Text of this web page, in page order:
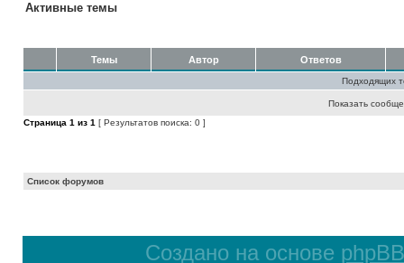
Активные темы
Темы Автор Ответов
Подходящих
Показать
Страница 1 из 1 [ Результатов поиска: 0 ]
Список форумов
Создано на основе phpBB